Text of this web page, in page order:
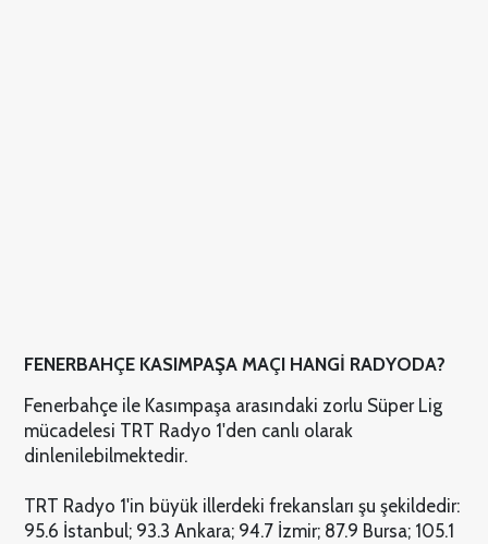
FENERBAHÇE KASIMPAŞA MAÇI HANGİ RADYODA?
Fenerbahçe ile Kasımpaşa arasındaki zorlu Süper Lig
mücadelesi TRT Radyo 1'den canlı olarak
dinlenilebilmektedir.
TRT Radyo 1'in büyük illerdeki frekansları şu şekildedir:
95.6 İstanbul; 93.3 Ankara; 94.7 İzmir; 87.9 Bursa; 105.1